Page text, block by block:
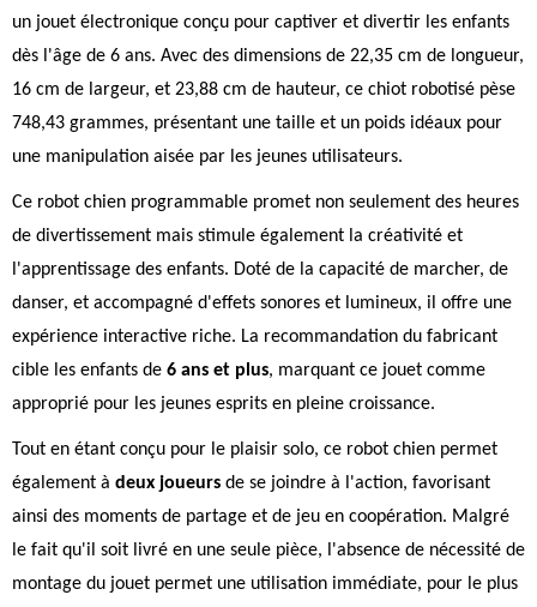
un jouet électronique conçu pour captiver et divertir les enfants
dès l'âge de 6 ans. Avec des dimensions de 22,35 cm de longueur,
16 cm de largeur, et 23,88 cm de hauteur, ce chiot robotisé pèse
748,43 grammes, présentant une taille et un poids idéaux pour
une manipulation aisée par les jeunes utilisateurs.
Ce robot chien programmable promet non seulement des heures
de divertissement mais stimule également la créativité et
l'apprentissage des enfants. Doté de la capacité de marcher, de
danser, et accompagné d'effets sonores et lumineux, il offre une
expérience interactive riche. La recommandation du fabricant
cible les enfants de 6 ans et plus, marquant ce jouet comme
approprié pour les jeunes esprits en pleine croissance.
Tout en étant conçu pour le plaisir solo, ce robot chien permet
également à deux joueurs de se joindre à l'action, favorisant
ainsi des moments de partage et de jeu en coopération. Malgré
le fait qu'il soit livré en une seule pièce, l'absence de nécessité de
montage du jouet permet une utilisation immédiate, pour le plus